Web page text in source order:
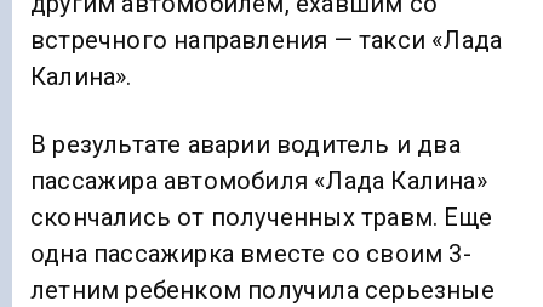
встречного направления — такси «Лада
Калина».
В результате аварии водитель и два
пассажира автомобиля «Лада Калина»
скончались от полученных травм. Еще
одна пассажирка вместе со своим 3-
летним ребенком получила серьезные